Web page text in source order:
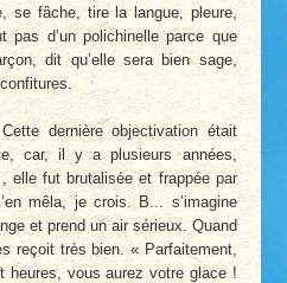
se fâche, tire la langue, pleure,
d’un polichinelle parce que
dit qu’elle sera bien sage,
dernière objectivation était
car, il y a plusieurs années,
elle fut brutalisée et frappée par
mêla, je crois. B... s’imagine
et prend un air sérieux. Quand
reçoit très bien. « Parfaitement,
heures, vous aurez votre glace !